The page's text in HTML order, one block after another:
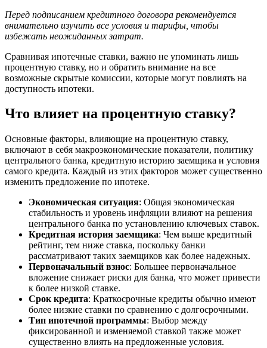
Перед подписанием кредитного договора рекомендуется
внимательно изучить все условия и тарифы, чтобы
избежать неожиданных затрат.
Сравнивая ипотечные ставки, важно не упоминать лишь
процентную ставку, но и обратить внимание на все
возможные скрытые комиссии, которые могут повлиять на
доступность ипотеки.
Что влияет на процентную ставку?
Основные факторы, влияющие на процентную ставку,
включают в себя макроэкономические показатели, политику
центрального банка, кредитную историю заемщика и условия
самого кредита. Каждый из этих факторов может существенно
изменить предложение по ипотеке.
Экономическая ситуация: Общая экономическая
стабильность и уровень инфляции влияют на решения
центрального банка по установлению ключевых ставок.
Кредитная история заемщика: Чем выше кредитный
рейтинг, тем ниже ставка, поскольку банки
рассматривают таких заемщиков как более надежных.
Первоначальный взнос: Большее первоначальное
вложение снижает риски для банка, что может привести
к более низкой ставке.
Срок кредита: Краткосрочные кредиты обычно имеют
более низкие ставки по сравнению с долгосрочными.
Тип ипотечной программы: Выбор между
фиксированной и изменяемой ставкой также может
существенно влиять на предложенные условия.